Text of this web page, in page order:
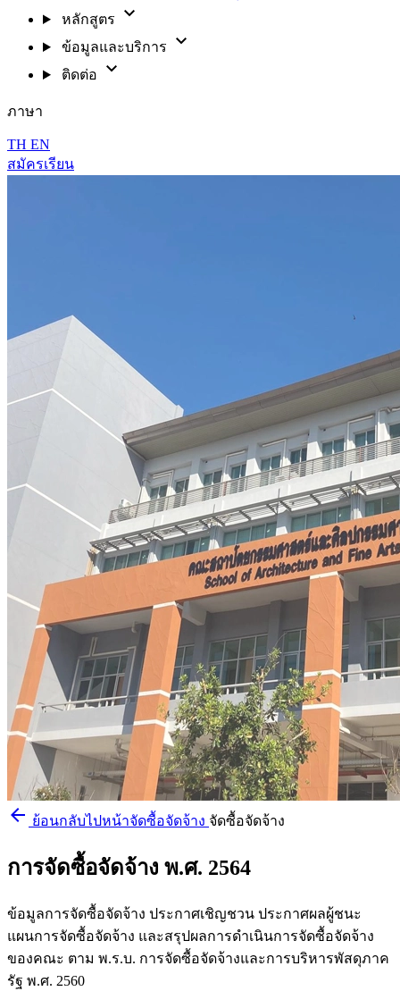
หลักสูตร
expand_more
ข้อมูลและบริการ expand_more
ติดต่อ expand_more
ภาษา
TH EN
สมัครเรียน
arrow_back ย้อนกลับไปหน้าจัดซื้อจัดจ้าง จัดซื้อจัดจ้าง
การจัดซื้อจัดจ้าง พ.ศ. 2564
ข้อมูลการจัดซื้อจัดจ้าง ประกาศเชิญชวน ประกาศผลผู้ชนะ
แผนการจัดซื้อจัดจ้าง และสรุปผลการดำเนินการจัดซื้อจัดจ้าง
ของคณะ ตาม พ.ร.บ. การจัดซื้อจัดจ้างและการบริหารพัสดุภาค
รัฐ พ.ศ. 2560